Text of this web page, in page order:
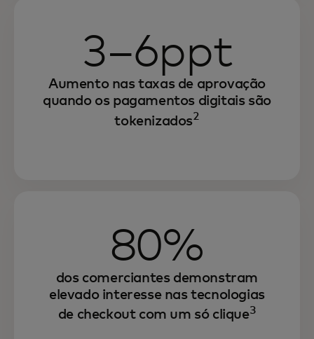
3–6ppt
Aumento nas taxas de aprovação
quando os pagamentos digitais são
tokenizados2
80%
dos comerciantes demonstram
elevado interesse nas tecnologias
de checkout com um só clique3